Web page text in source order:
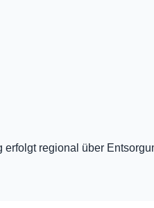
erfolgt regional über